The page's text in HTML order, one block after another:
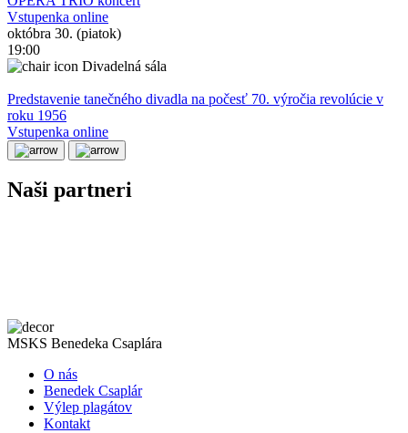
Vstupenka online
októbra 30. (piatok)
19:00
Divadelná sála
Predstavenie tanečného divadla na počesť 70. výročia revolúcie v
roku 1956
Vstupenka online
Naši partneri
MSKS Benedeka Csaplára
O nás
Benedek Csaplár
Výlep plagátov
Kontakt